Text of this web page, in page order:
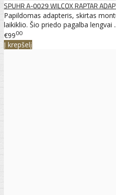
SPUHR A-0029 WILCOX RAPTAR
Papildomas adapteris, skirtas
laikiklio. Šio priedo pagalba lengvai ..
€9900
Į krepšelį